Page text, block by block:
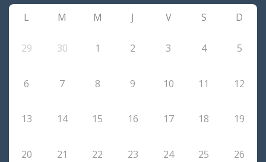
L M M J V S D
29 30 1 2 3 4 5
6 7 8 9 10 11 12
13 14 15 16 17 18 19
20 21 22 23 24 25 26